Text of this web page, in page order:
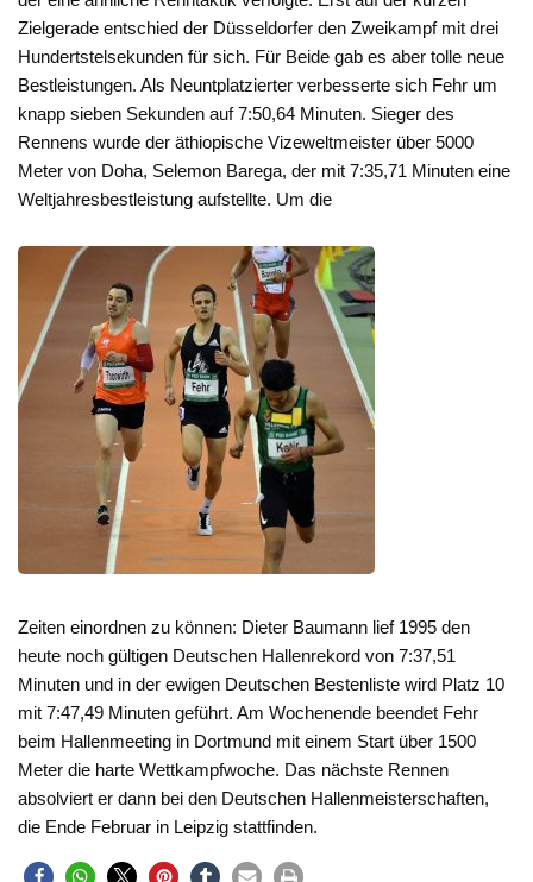
Zielgerade entschied der Düsseldorfer den Zweikampf mit drei
Hundertstelsekunden für sich. Für Beide gab es aber tolle neue
Bestleistungen. Als Neuntplatzierter verbesserte sich Fehr um
knapp sieben Sekunden auf 7:50,64 Minuten. Sieger des
Rennens wurde der äthiopische Vizeweltmeister über 5000
Meter von Doha, Selemon Barega, der mit 7:35,71 Minuten eine
Weltjahresbestleistung aufstellte. Um die
Zeiten einordnen zu können: Dieter Baumann lief 1995 den
heute noch gültigen Deutschen Hallenrekord von 7:37,51
Minuten und in der ewigen Deutschen Bestenliste wird Platz 10
mit 7:47,49 Minuten geführt. Am Wochenende beendet Fehr
beim Hallenmeeting in Dortmund mit einem Start über 1500
Meter die harte Wettkampfwoche. Das nächste Rennen
absolviert er dann bei den Deutschen Hallenmeisterschaften,
die Ende Februar in Leipzig stattfinden.